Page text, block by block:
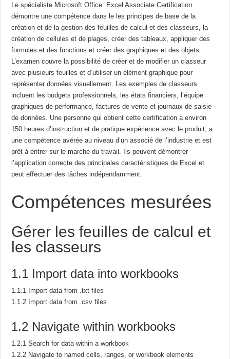
Le spécialiste Microsoft Office: Excel Associate Certification
démontre une compétence dans le les principes de base de la
création et de la gestion des feuilles de calcul et des classeurs, la
création de cellules et de plages,
créer des tableaux, appliquer des
formules et des fonctions et créer des graphiques et des objets.
L’examen couvre la possibilité de créer et de modifier un classeur
avec plusieurs feuilles et d’utiliser un élément graphique pour
représenter données visuellement. Les exemples de classeurs
incluent les budgets professionnels, les états financiers, l’équipe
graphiques de performance, factures de vente et journaux de saisie
de données.
Une personne qui obtient cette certification a environ
150 heures d’instruction et de pratique expérience avec le produit, a
une compétence avérée au niveau d’un associé de l’industrie et est
prêt à entrer sur le marché du travail.
Ils peuvent démontrer
l’application correcte des principales caractéristiques de Excel et
peut effectuer des tâches indépendamment.
Compétences mesurées
Gérer les feuilles de calcul et
les classeurs
1.1 Import data into workbooks
1.1.1 Import data from .txt files
1.1.2 Import data from .csv files
1.2 Navigate within workbooks
1.2.1 Search for data within a workbook
1.2.2 Navigate to named cells, ranges, or workbook elements